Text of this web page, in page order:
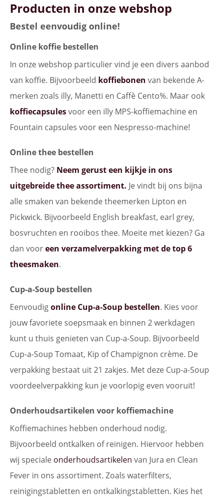
Producten in onze webshop
Bestel eenvoudig online!
Online koffie bestellen
In onze webshop particulier vind je een divers aanbod
van koffie. Bijvoorbeeld koffiebonen van bekende A-
merken zoals illy, Manetti en Caffè Cento%. Maar ook
koffiecapsulesvoor een illy MPS-koffiemachine en
Fountain capsules voor een Nespresso-machine!
Online thee bestellen
Thee nodig? Neem gerust een kijkje in ons
uitgebreide thee assortiment. Je vindt bij ons bijna
alle smaken van bekende theemerken Lipton en
Pickwick. Bijvoorbeeld English breakfast, earl grey,
bosvruchten en rooibos thee. Moeite met kiezen? Ga
dan vooreen verzamelverpakking met de top 6
theesmaken.
Cup-a-Soup bestellen
Eenvoudigonline Cup-a-Soup bestellen. Kies voor
jouw favoriete soepsmaak en binnen 2 werkdagen
kunt u thuis genieten van Cup-a-Soup. Bijvoorbeeld
Cup-a-Soup Tomaat, Kip of Champignon crème. De
verpakking bestaat uit 21 zakjes. Met deze Cup-a-Soup
voordeelverpakking kun je voorlopig even vooruit!
Onderhoudsartikelen voor koffiemachine
Koffiemachines hebben onderhoud nodig.
Bijvoorbeeld ontkalken of reinigen. Hiervoor hebben
wij speciale onderhoudsartikelen van Jura en Clean
Fever in ons assortiment. Zoals waterfilters,
reinigingstabletten en ontkalkingstabletten. Kies het